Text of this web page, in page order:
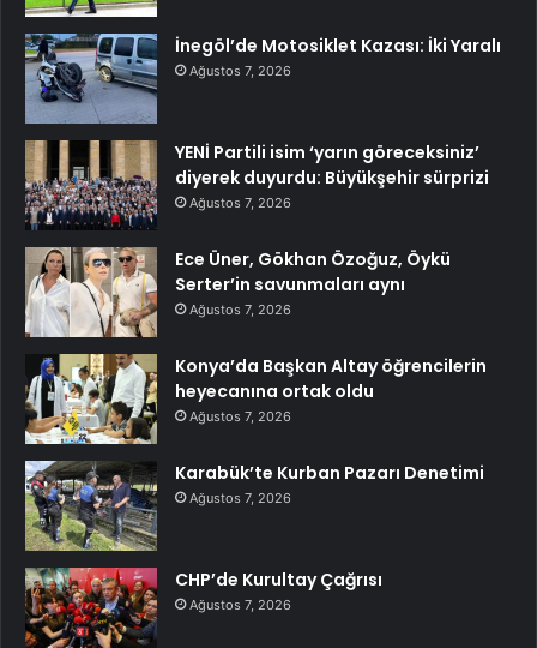
İnegöl’de Motosiklet Kazası: İki Yaralı
Ağustos 7, 2026
YENİ Partili isim ‘yarın göreceksiniz’
diyerek duyurdu: Büyükşehir sürprizi
Ağustos 7, 2026
Ece Üner, Gökhan Özoğuz, Öykü
Serter’in savunmaları aynı
Ağustos 7, 2026
Konya’da Başkan Altay öğrencilerin
heyecanına ortak oldu
Ağustos 7, 2026
Karabük’te Kurban Pazarı Denetimi
Ağustos 7, 2026
CHP’de Kurultay Çağrısı
Ağustos 7, 2026